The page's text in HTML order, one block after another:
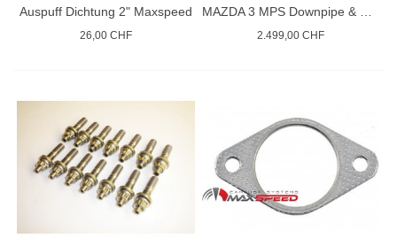
Auspuff Dichtung 2" Maxspeed
26,00 CHF
MAZDA 3 MPS Downpipe & Katalysator
2.499,00 CHF